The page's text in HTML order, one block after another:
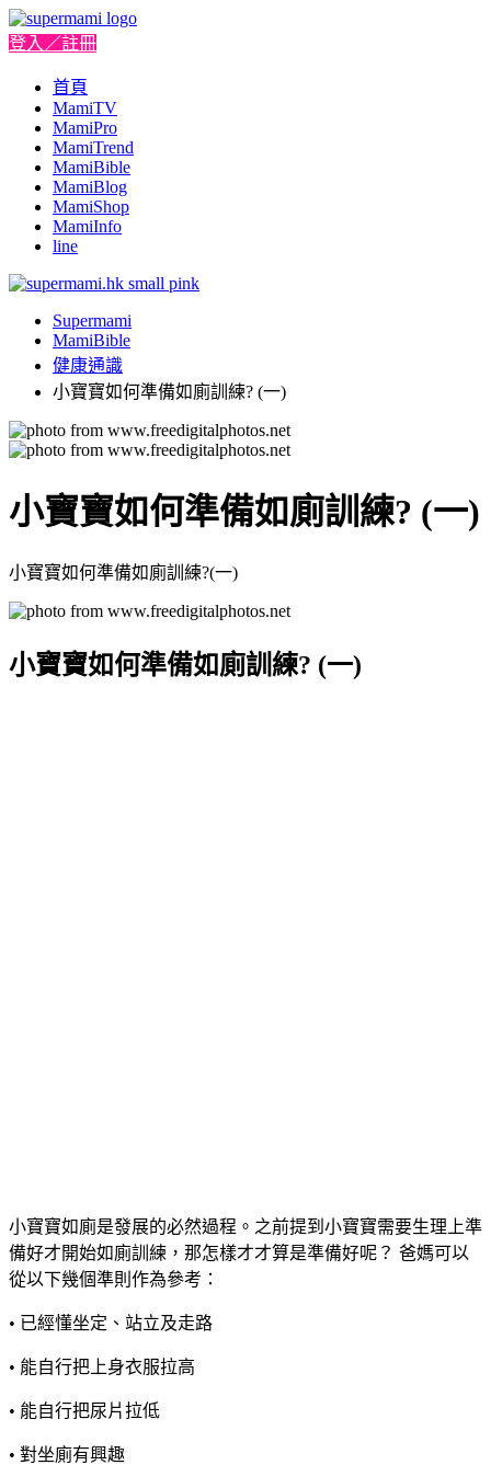
登入／註冊
首頁
MamiTV
MamiPro
MamiTrend
MamiBible
MamiBlog
MamiShop
MamiInfo
line
Supermami
MamiBible
健康通識
小寶寶如何準備如廁訓練? (一)
小寶寶如何準備如廁訓練? (一)
小寶寶如何準備如廁訓練?(一)
小寶寶如何準備如廁訓練? (一)
小寶寶如廁是發展的必然過程。之前提到小寶寶需要生理上準
備好才開始如廁訓練，那怎樣才才算是準備好呢？ 爸媽可以
從以下幾個準則作為參考：
• 已經懂坐定、站立及走路
• 能自行把上身衣服拉高
• 能自行把尿片拉低
• 對坐廁有興趣